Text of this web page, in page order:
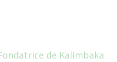
de Kalimbaka